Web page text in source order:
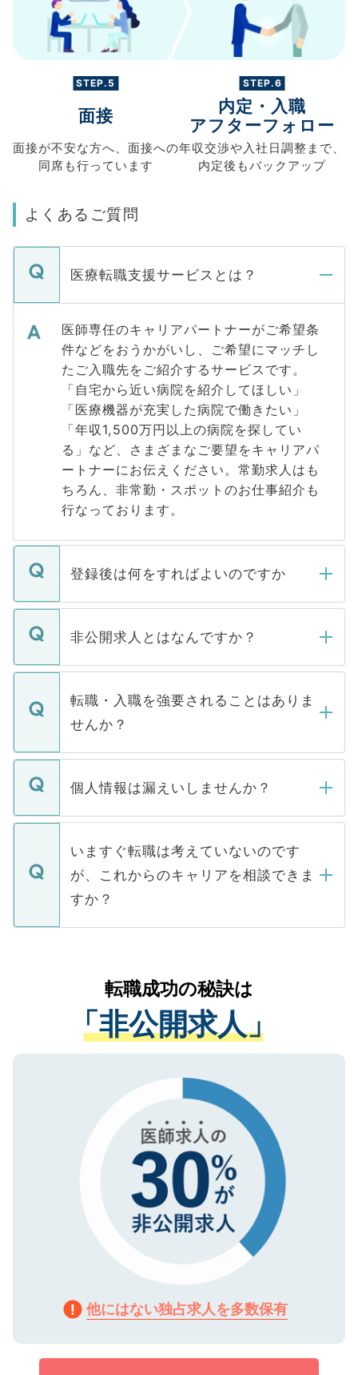
STEP.5
面接
面接が不安な方へ、 面接への
同席も行っています
STEP.6
内定・入職
アフターフォロー
年収交渉や入社日調整まで、
内定後もバックアップ
よくあるご質問
医療転職支援サービスとは？
医師専任のキャリアパートナーがご希望条
件などをおうかがいし、ご希望にマッチし
たご入職先をご紹介するサービスです。
「自宅から近い病院を紹介してほしい」
「医療機器が充実した病院で働きたい」
「年収1,500万円以上の病院を探してい
る」など、さまざまなご要望をキャリアパ
ートナーにお伝えください。常勤求人はも
ちろん、非常勤・スポットのお仕事紹介も
行なっております。
登録後は何をすればよいのですか
ご登録いただきましたら、弊社担当者がご
登録内容を確認し、その後メールもしくは
ます。通常、5営業日以内にはご連絡をせて
いただきますので、しばらくお待ちくださ
い。
非公開求人とはなんですか？
マイナビDOCTORで取り扱っている求人の
うち約3割は、Webサイトからご覧いただ
けない「非公開求人」です。非公開求人は
下記の理由によって、一般には公開してい
ません。
■応募殺到を避けるため 人気のある医療機
関を公にしてしまうと、応募が殺到する場
に、医療機関が求める条件に合った人材の
みを人材紹介会社に依頼するケースが増え
ています。
転職・入職を強要されることはありま
せんか？
転職・入職を強要することは一切ありませ
ん。また、仮に応募先から内定をいただい
定を承諾する必要はありません。内定先へ
の辞退の連絡はキャリアパートナーが行い
ますので、ご安心ください。
個人情報は漏えいしませんか？
個人情報が漏えいすることはありませんの
で、ご安心ください。当サイトからの登録
などで収集したご登録者様の個人情報は、
ご本人のキャリアアップおよび転職活動の
支援を目的に使用いたします。お預かりし
ているすべての個人データはご本人の許可
は、個人情報の取り扱いについての厳密な
管理基準を満たした事業者のみに付与され
る、プライバシーマークを取得済みです。
ご登録いただいた個人情報は、SSL（デー
で、機密保持に関してもご安心ください。
いますぐ転職は考えていないのです
が、これからのキャリアを相談できま
すか？
かがいして、現在の医療機関の状況や紹介
経験をまじえながら、適切なアドバイスを
させていただきます。すぐにご転職をされ
ない方には、長期的なサポートが可能です
ので、まずはご登録ください。
転職成功の秘訣は
「非公開求人」
他にはない独占求人を多数保有